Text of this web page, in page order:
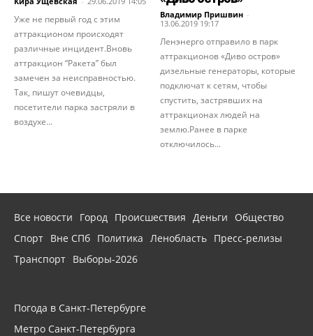
Уже не первый год с этим
аттракционом происходят
различные инцидент.Вновь
аттракцион “Ракета” был
замечен за неисправностью.
Так, пишут очевидцы,
посетители парка застряли в
воздухе...
Владимир Пришвин -
13.06.2019 19:17
Ленэнерго отправило в парк
аттракционов «Диво остров»
дизельные генераторы, которые
подключат к сетям, чтобы
спустить, застрявших на
аттракционах людей на
землю.Ранее в парке
отключилось...
Все новости Город Происшествия Деньги
Общество
Спорт Вне СПб Политика Ленобласть Пресс-релизы
Транспорт Выборы-2026
Погода в Санкт-Петербурге
Метро Санкт-Петербурга